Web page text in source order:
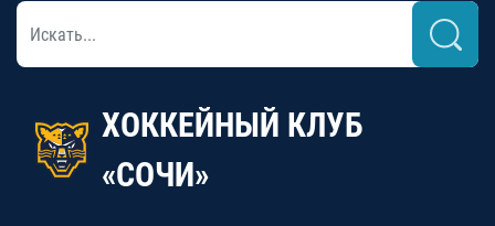
ХОККЕЙНЫЙ КЛУБ
«СОЧИ»